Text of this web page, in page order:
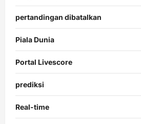
pertandingan dibatalkan
Piala Dunia
Portal Livescore
prediksi
Real-time